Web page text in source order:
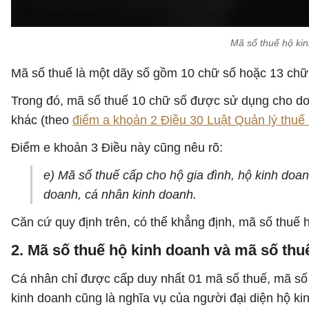
Mã số thuế hộ
Mã số thuế là một dãy số gồm 10 chữ số hoặc 13
Trong đó, mã số thuế 10 chữ số được sử dụng cho
khác (theo điểm a khoản 2 Điều 30 Luật Quản lý thuế
Điểm e khoản 3 Điều này cũng nêu rõ:
e) Mã số thuế cấp cho hộ gia đình, hộ kinh
doanh, cá nhân kinh doanh.
Căn cứ quy định trên, có thể khẳng định, mã số
2. Mã số thuế hộ kinh doanh và mã số
Cá nhân chỉ được cấp duy nhất 01 mã số thuế, mã
kinh doanh cũng là nghĩa vụ của người đại diện hộ